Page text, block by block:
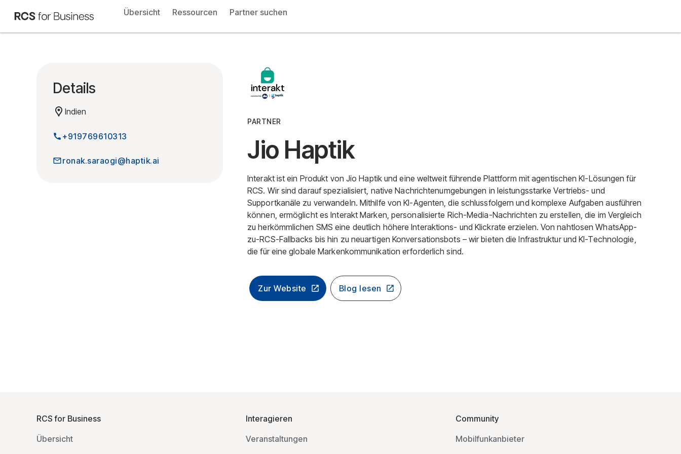
Übersicht Ressourcen Partner suchen
Details
Indien
+919769610313
ronak.saraogi@haptik.ai
PARTNER
Jio Haptik
Interakt ist ein Produkt von Jio Haptik und eine weltweit führende Plattform mit agentischen KI-Lösungen für
RCS. Wir sind darauf spezialisiert, native Nachrichtenumgebungen in leistungsstarke Vertriebs- und
Supportkanäle zu verwandeln. Mithilfe von KI-Agenten, die schlussfolgern und komplexe Aufgaben ausführen
können, ermöglicht es Interakt Marken, personalisierte Rich-Media-Nachrichten zu erstellen, die im Vergleich
zu herkömmlichen SMS eine deutlich höhere Interaktions- und Klickrate erzielen. Von nahtlosen WhatsApp-
zu-RCS-Fallbacks bis hin zu neuartigen Konversationsbots – wir bieten die Infrastruktur und KI-Technologie,
die für eine globale Markenkommunikation erforderlich sind.
Zur Website Blog lesen
RCS for Business
Übersicht
Interagieren
Veranstaltungen
Community
Mobilfunkanbieter